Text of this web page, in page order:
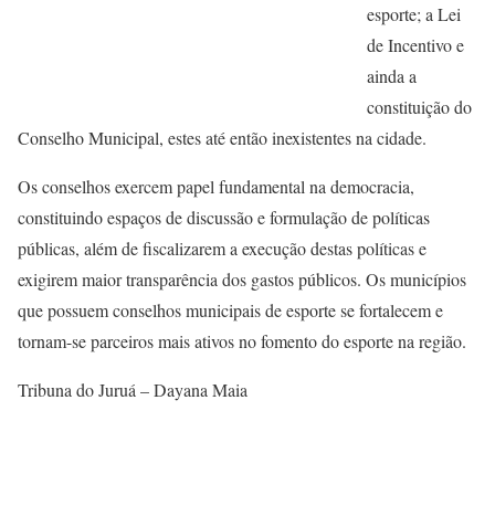
esporte; a Lei
de Incentivo e
ainda a
constituição do
Conselho Municipal, estes até então inexistentes na cidade.
Os conselhos exercem papel fundamental na democracia,
constituindo espaços de discussão e formulação de políticas
públicas, além de fiscalizarem a execução destas políticas e
exigirem maior transparência dos gastos públicos. Os municípios
que possuem conselhos municipais de esporte se fortalecem e
tornam-se parceiros mais ativos no fomento do esporte na região.
Tribuna do Juruá – Dayana Maia